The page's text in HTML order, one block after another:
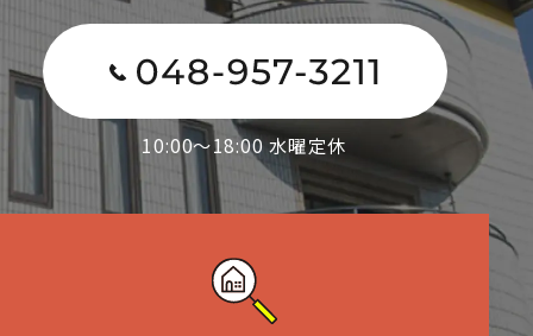
10:00～18:00 水曜定休